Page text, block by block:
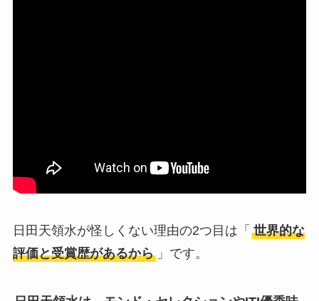
日田天領水が怪しくない理由の2つ目は「 世界的な
評価と受賞歴があるから 」です。